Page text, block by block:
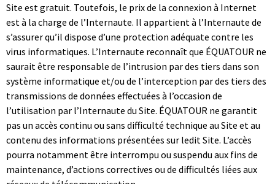
Site est gratuit. Toutefois, le prix de la connexion à Internet
est à la charge de l’Internaute. Il appartient à l’Internaute de
s’assurer qu’il dispose d’une protection adéquate contre les
virus informatiques. L’Internaute reconnaît que ÉQUATOUR ne
saurait être responsable de l’intrusion par des tiers dans son
système informatique et/ou de l’interception par des tiers des
transmissions de données effectuées à l’occasion de
l’utilisation par l’Internaute du Site. ÉQUATOUR ne garantit
pas un accès continu ou sans difficulté technique au Site et au
contenu des informations présentées sur ledit Site. L’accès
pourra notamment être interrompu ou suspendu aux fins de
maintenance, d’actions correctives ou de difficultés liées aux